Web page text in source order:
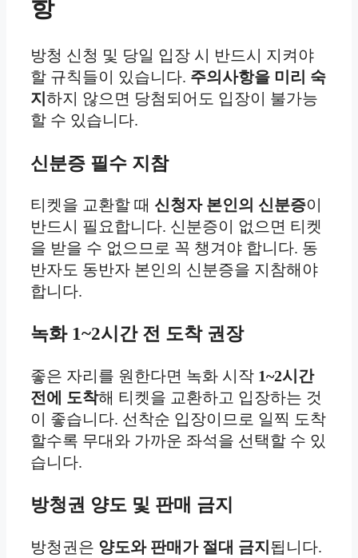
항
방청 신청 및 당일 입장 시 반드시 지켜야
할 규칙들이 있습니다. 주의사항을 미리 숙
지 하지 않으면 당첨되어도 입장이 불가능
할 수 있습니다.
신분증 필수 지참
티켓을 교환할 때 신청자 본인의 신분증이
반드시 필요합니다. 신분증이 없으면 티켓
을 받을 수 없으므로 꼭 챙겨야 합니다. 동
반자도 동반자 본인의 신분증을 지참해야
합니다.
녹화 1~2시간 전 도착 권장
좋은 자리를 원한다면 녹화 시작 1~2시간
전에 도착해 티켓을 교환하고 입장하는 것
이 좋습니다. 선착순 입장이므로 일찍 도착
할수록 무대와 가까운 좌석을 선택할 수 있
습니다.
방청권 양도 및 판매 금지
방청권은 양도와 판매가 절대 금지됩니다.